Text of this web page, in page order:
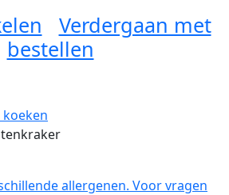
Verdergaan met
bestellen
koeken
allergenen. Voor vragen